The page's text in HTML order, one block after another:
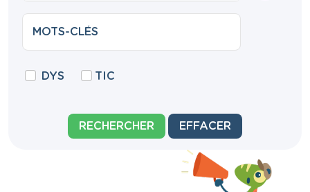
DYS TIC
RECHERCHER EFFACER